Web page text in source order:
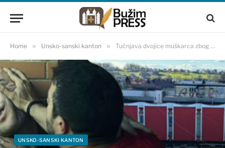
Home » Unsko-sanski kanton » Tučnjava dvojice muškarca zbog žene, reagovala policija
UNSKO-SANSKI KANTON